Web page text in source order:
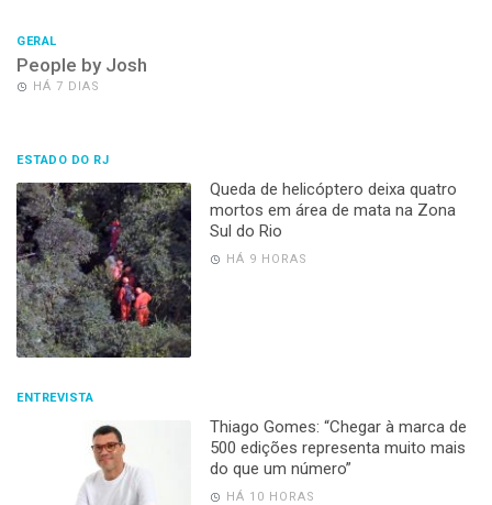
GERAL
People by Josh
HÁ 7 DIAS
ESTADO DO RJ
Queda de helicóptero deixa quatro
mortos em área de mata na Zona
Sul do Rio
HÁ 9 HORAS
ENTREVISTA
Thiago Gomes: “Chegar à marca de
500 edições representa muito mais
do que um número”
HÁ 10 HORAS